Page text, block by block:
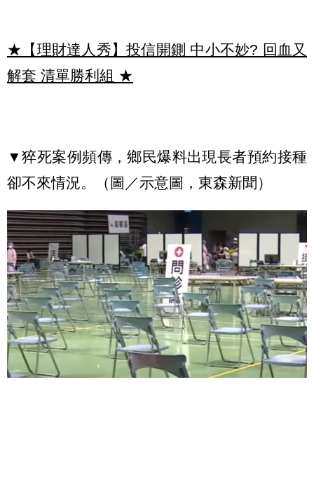
★【理財達人秀】投信開鍘 中小不妙? 回血又
解套 清單勝利組 ★
▼猝死案例頻傳，鄉民爆料出現長者預約接種
卻不來情況。（圖／示意圖，東森新聞）